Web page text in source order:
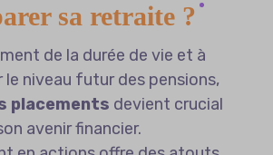
sa retraite ?
de la durée de vie et à
le niveau futur des pensions,
placements devient crucial
avenir financier.